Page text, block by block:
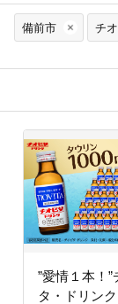
備前市 チ
”愛情１本！”
タ・ドリンク